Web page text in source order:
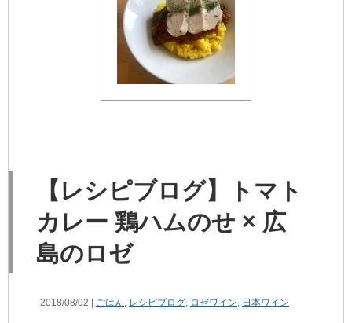
【レシピブログ】トマト
カレー 鶏ハムのせ × 広
島のロゼ
2018/08/02 | ごはん, レシピブログ, ロゼワイン, 日本ワイン